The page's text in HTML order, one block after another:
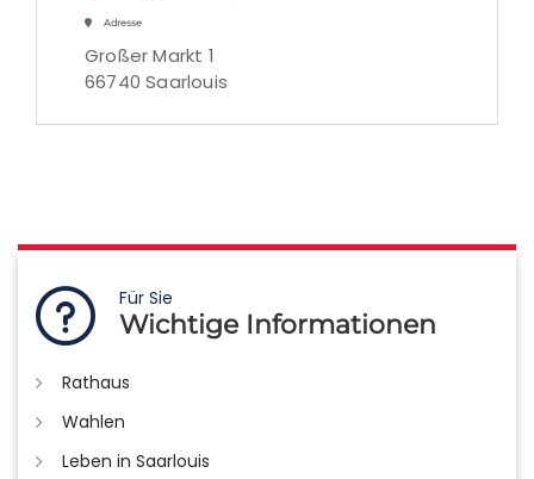
Adresse
Großer Markt 1
66740 Saarlouis
Für Sie
Wichtige Informationen
Rathaus
Wahlen
Leben in Saarlouis